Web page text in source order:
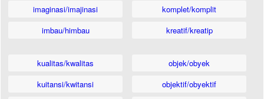
imaginasi/imajinasi
imbau/himbau
komplet/komplit
kreatif/kreatip
kualitas/kwalitas
kuitansi/kwitansi
objek/obyek
objektif/obyektif